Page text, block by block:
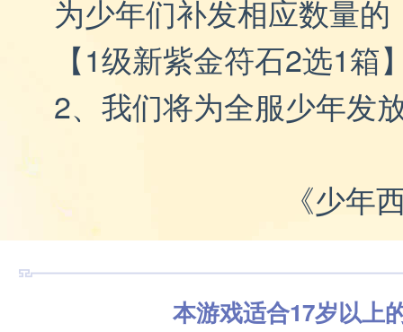
为少年们补发相应数量的
【1级新紫金符石2选1箱
2、我们将为全服少年发
《少年
本游戏适合17岁以上